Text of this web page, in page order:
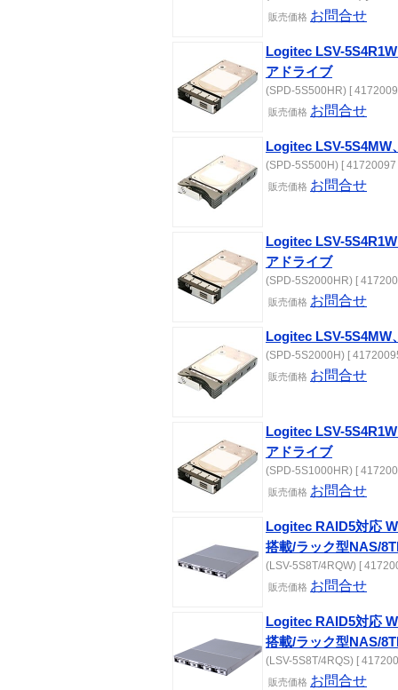
販売価格 お問合せ
Logitec LSV-
アドライブ
(SPD-5S500HR) [
販売価格 お問合せ
Logitec LSV-5S4MW
(SPD-5S500H) [ 41720097
販売価格 お問合せ
Logitec LSV-
アドライブ
(SPD-5S2000HR) [
販売価格 お問合せ
Logitec LSV-5S4MW
(SPD-5S2000H) [
販売価格 お問合せ
Logitec LSV-
アドライブ
(SPD-5S1000HR) [
販売価格 お問合せ
Logitec RAID5対応
搭載/ラック型NAS/
(LSV-5S8T/4RQW) [
販売価格 お問合せ
Logitec RAID5対応
搭載/ラック型NAS/
(LSV-5S8T/4RQS) [
販売価格 お問合せ